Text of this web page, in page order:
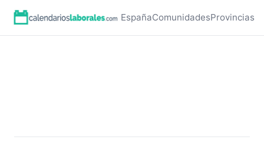
EspañaComunidadesProvincias